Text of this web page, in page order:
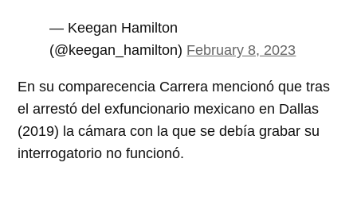
— Keegan Hamilton
(@keegan_hamilton) February 8, 2023
En su comparecencia Carrera mencionó que tras
el arrestó del exfuncionario mexicano en Dallas
(2019) la cámara con la que se debía grabar su
interrogatorio no funcionó.